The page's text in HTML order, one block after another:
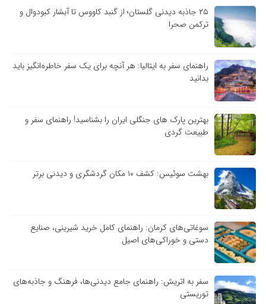
۲۵ جاذبه دیدنی گلستان؛ از گنبد کاووس تا آبشار کبودوال و
ترکمن صحرا
راهنمای سفر به ایتالیا: هر آنچه برای یک سفر خاطره‌انگیز باید
بدانید
بهترین پارک های جنگلی ایران را بشناسید! راهنمای سفر و
طبیعت گردی
بهشت سوئیس: کشف ۱۰ مکان گردشگری و دیدنی برتر
سوغاتی‌های کرمان: راهنمای کامل خرید شیرینی، صنایع
دستی و خوراکی‌های اصیل
سفر به اتریش: راهنمای جامع دیدنی‌ها، فرهنگ و جاذبه‌های
توریستی